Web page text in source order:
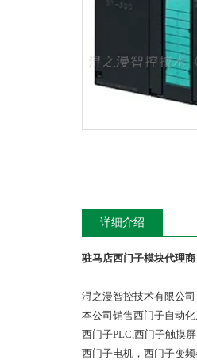
详细介绍
驻马店西门子模块代理商
浔之漫智控技术有限公
本公司销售西门子自动
西门子PLC,西门子触摸
西门子电机，西门子变